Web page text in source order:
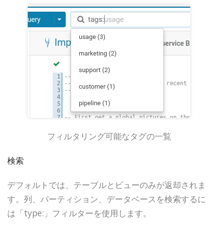
フィルタリング可能なタグの一覧
検索
デフォルトでは、テーブルとビューのみが返却されま
す。列、パーティション、データベースを検索するに
は「type:」フィルターを使用します。